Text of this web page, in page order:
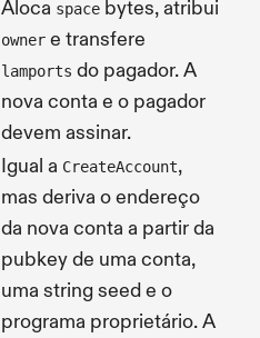
Aloca space bytes, atribui
owner e transfere
lamports do pagador. A
nova conta e o pagador
devem assinar.
Igual a CreateAccount,
mas deriva o endereço
da nova conta a partir da
pubkey de uma conta,
uma string seed e o
programa proprietário. A